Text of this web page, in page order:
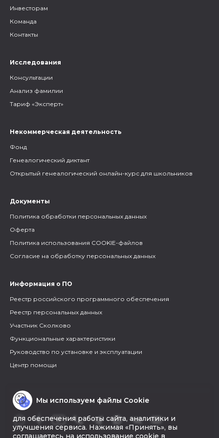
Инвесторам
Команда
Контакты
Исследования
Консультации
Анализ фамилии
Тариф «Эксперт»
Некоммерческая деятельность
Фонд
Генеалогический диктант
Открытый генеалогический онлайн-курс для школьников
Документы
Политика обработки персональных данных
Оферта
Политика использования COOKIE-файлов
Согласие на обработку персональных данных
Информация о ПО
Реестр российского программного обеспечения
Реестр персональных данных
Участник Сколково
Функциональные характеристики
Руководство по установке и эксплуатации
Центр помощи
Мы используем файлы Cookie
для обеспечения работы сайта, аналитики и
улучшения сервиса. Нажимая «Принять», вы
соглашаетесь на использование cookie в